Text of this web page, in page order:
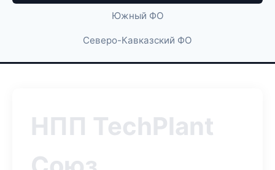
Южный ФО
Северо-Кавказский ФО
НПП TechPlant